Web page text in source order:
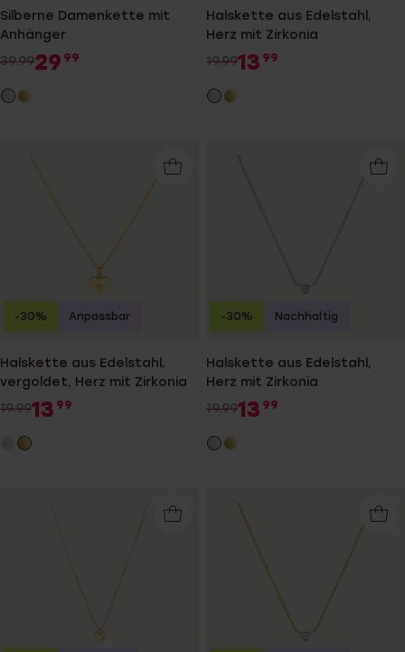
Silberne Damenkette mit
Anhänger
39.9929 99
Halskette aus Edelstahl,
Herz mit Zirkonia
19.9913 99
Halskette aus Edelstahl,
vergoldet, Herz mit Zirkonia
19.9913 99
-30% Anpassbar
Halskette aus Edelstahl,
Herz mit Zirkonia
19.9913 99
-30% Nachhaltig